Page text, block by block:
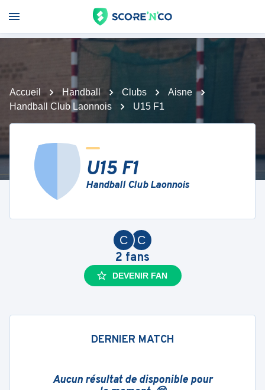
Accueil Handball Clubs
Aisne
Handball Club Laonnois
U15 F1
U15 F1
Handball Club Laonnois
C
C
2 fans
DEVENIR FAN
DERNIER MATCH
Aucun résultat de disponible pour